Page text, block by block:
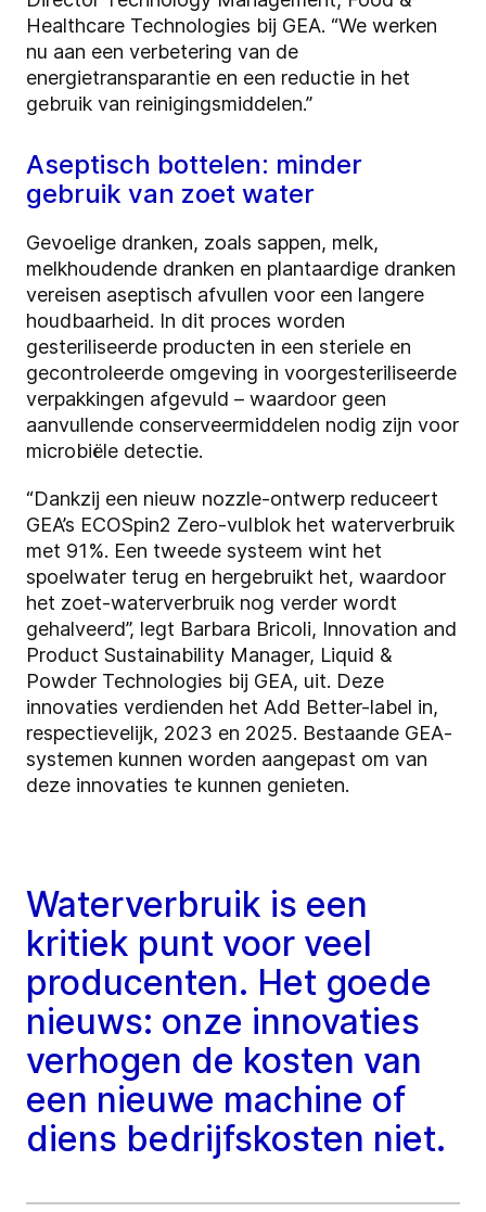
Healthcare Technologies bij GEA. “We werken
nu aan een verbetering van de
energietransparantie en een reductie in het
gebruik van reinigingsmiddelen.”
Aseptisch bottelen: minder
gebruik van zoet water
Gevoelige dranken, zoals sappen, melk,
melkhoudende dranken en plantaardige dranken
vereisen aseptisch afvullen voor een langere
houdbaarheid. In dit proces worden
gesteriliseerde producten in een steriele en
gecontroleerde omgeving in voorgesteriliseerde
verpakkingen afgevuld – waardoor geen
aanvullende conserveermiddelen nodig zijn voor
microbiële detectie.
“Dankzij een nieuw nozzle-ontwerp reduceert
GEA’s ECOSpin2 Zero-vulblok het waterverbruik
met 91%. Een tweede systeem wint het
spoelwater terug en hergebruikt het, waardoor
het zoet-waterverbruik nog verder wordt
gehalveerd”, legt Barbara Bricoli, Innovation and
Product Sustainability Manager, Liquid &
Powder Technologies bij GEA, uit. Deze
innovaties verdienden het Add Better-label in,
respectievelijk, 2023 en 2025. Bestaande GEA-
systemen kunnen worden aangepast om van
deze innovaties te kunnen genieten.
Waterverbruik is een
kritiek punt voor veel
producenten. Het goede
nieuws: onze innovaties
verhogen de kosten van
een nieuwe machine of
diens bedrijfskosten niet.